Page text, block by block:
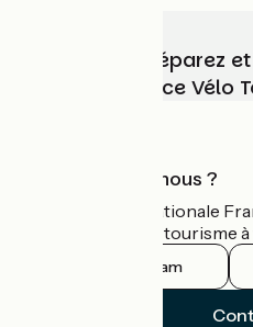
Choisissez, préparez
vélo avec France Vélo
Qui sommes-nous ?
L'association nationale
guide officiel du tourisme
Instagram